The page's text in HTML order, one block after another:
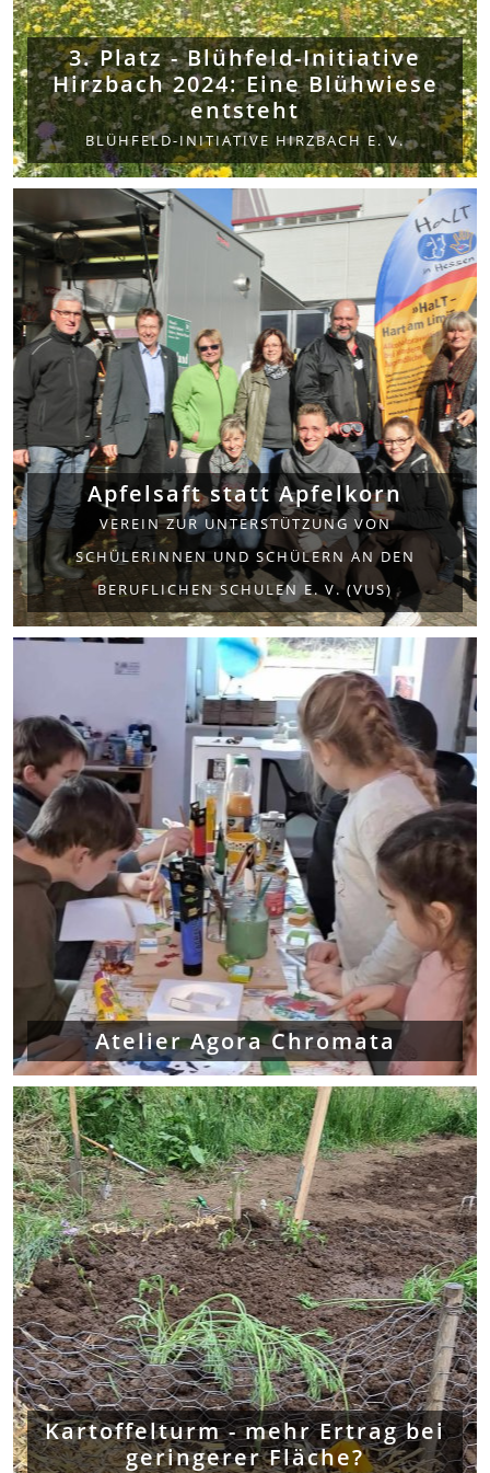
3. Platz - Blühfeld-Initiative
Hirzbach 2024: Eine Blühwiese
entsteht
BLÜHFELD-INITIATIVE HIRZBACH E. V.
Apfelsaft statt Apfelkorn
VEREIN ZUR UNTERSTÜTZUNG VON
SCHÜLERINNEN UND SCHÜLERN AN DEN
BERUFLICHEN SCHULEN E. V. (VUS)
Atelier Agora Chromata
Kartoffelturm - mehr Ertrag bei
geringerer Fläche?